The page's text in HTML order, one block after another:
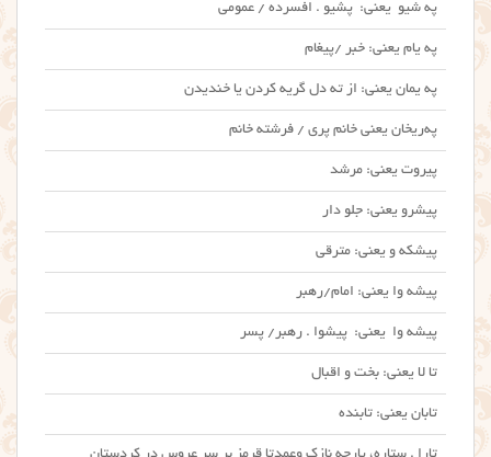
په شیو یعنی: پشیو . افسرده / عمومی
په یام یعنی: خبر /پیغام
په یمان یعنی: از ته دل گریه کردن یا خندیدن
په‌ریخان یعنی خانم پری / فرشته خانم
پیروت یعنی: مرشد
پیشرو یعنی: جلو دار
پیشکه و یعنی: مترقی
پیشه وا یعنی: امام/رهبر
پیشه وا یعنی: پیشوا . رهبر/ پسر
تا لا یعنی: بخت و اقبال
تابان یعنی: تابنده